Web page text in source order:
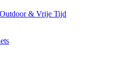
Outdoor & Vrije Tijd